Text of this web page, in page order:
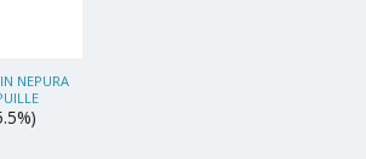
NEPURA